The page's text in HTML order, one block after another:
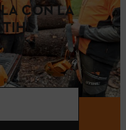
CON LA